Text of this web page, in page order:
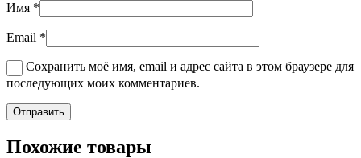
Имя *
Email *
Сохранить моё имя, email и адрес сайта в этом браузере для
последующих моих комментариев.
Похожие товары